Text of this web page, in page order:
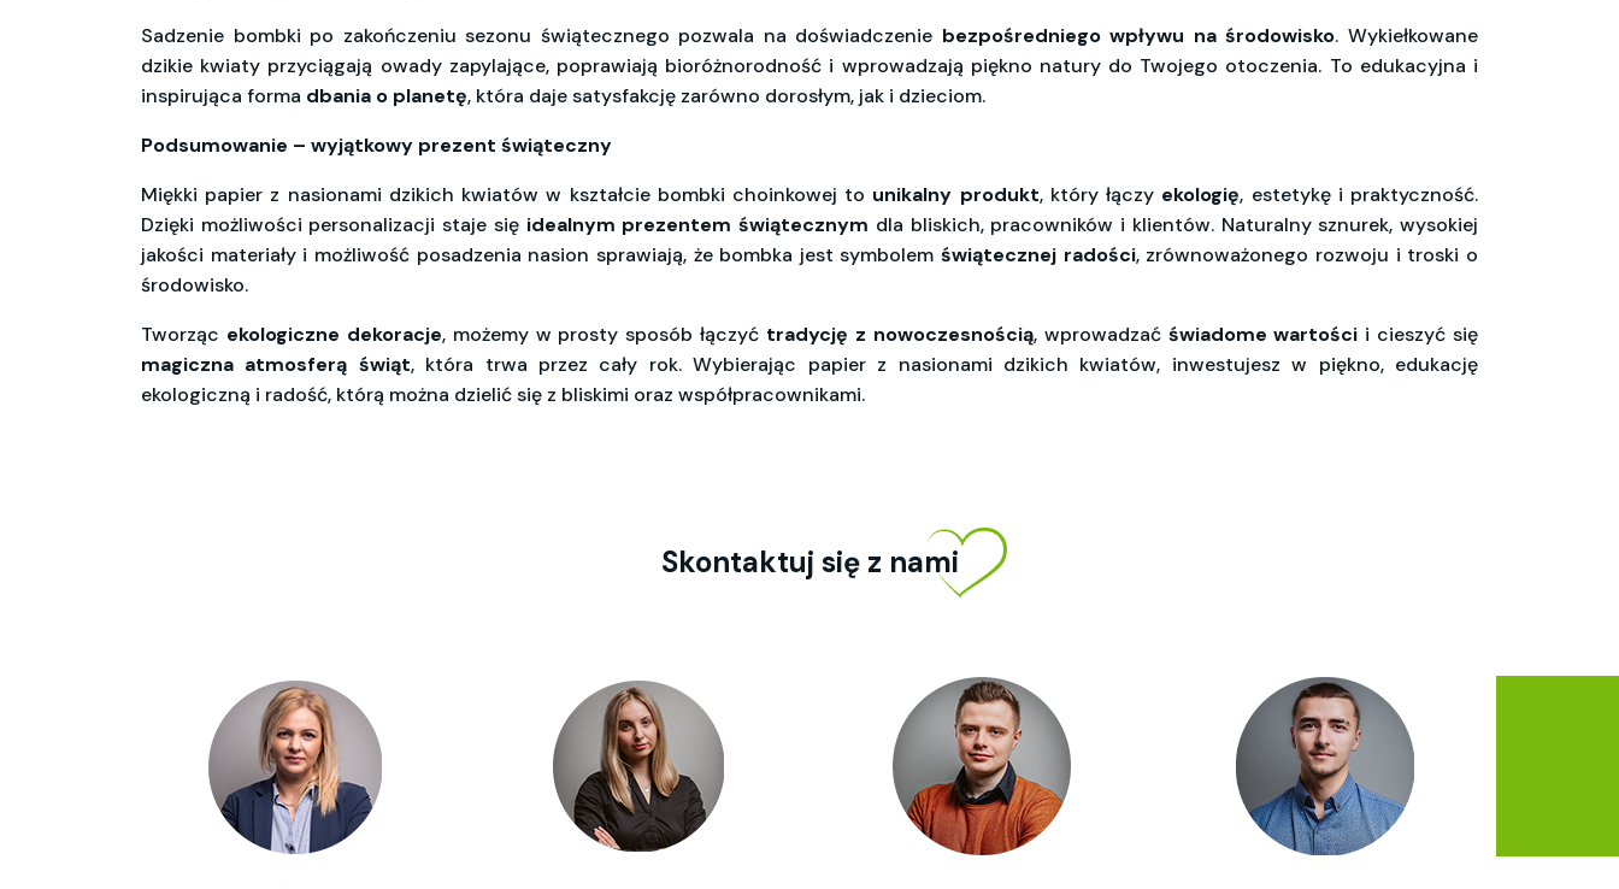
Sadzenie bombki po zakończeniu sezonu świątecznego pozwala na doświadczenie bezpośredniego wpływu na środowisko. Wykiełkowane
dzikie kwiaty przyciągają owady zapylające, poprawiają bioróżnorodność i wprowadzają piękno natury do Twojego otoczenia. To edukacyjna i
inspirująca forma dbania o planetę, która daje satysfakcję zarówno dorosłym, jak i dzieciom.
Podsumowanie – wyjątkowy prezent świąteczny
Miękki papier z nasionami dzikich kwiatów w kształcie bombki choinkowej to unikalny produkt, który łączy ekologię, estetykę i praktyczność.
Dzięki możliwości personalizacji staje się idealnym prezentem świątecznym dla bliskich, pracowników i klientów. Naturalny sznurek, wysokiej
jakości materiały i możliwość posadzenia nasion sprawiają, że bombka jest symbolemświątecznej radości, zrównoważonego rozwoju i troski o
środowisko.
Tworząc ekologiczne dekoracje, możemy w prosty sposób łączyć tradycję z nowoczesnością, wprowadzać świadome wartości i cieszyć się
magiczna atmosferą świąt, która trwa przez cały rok. Wybierając papier z nasionami dzikich kwiatów, inwestujesz w piękno, edukację
ekologiczną i radość, którą można dzielić się z bliskimi oraz współpracownikami.
Skontaktuj się z nami